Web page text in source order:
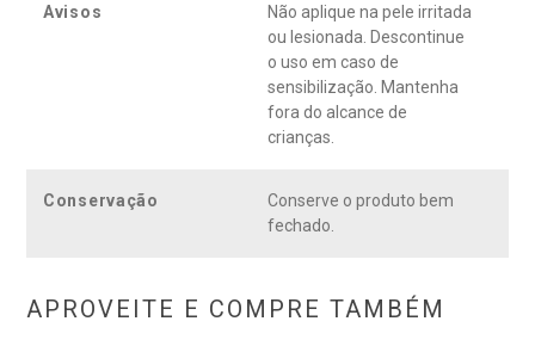
Avisos
Não aplique na pele irritada
ou lesionada. Descontinue
o uso em caso de
sensibilização. Mantenha
fora do alcance de
crianças.
Conservação
Conserve o produto bem
fechado.
APROVEITE E COMPRE TAMBÉM